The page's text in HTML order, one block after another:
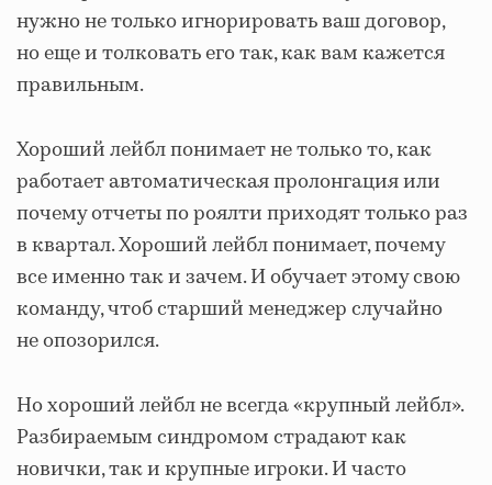
нужно не только игнорировать ваш договор,
но еще и толковать его так, как вам кажется
правильным.
Хороший лейбл понимает не только то, как
работает автоматическая пролонгация или
почему отчеты по роялти приходят только раз
в квартал. Хороший лейбл понимает, почему
все именно так и зачем. И обучает этому свою
команду, чтоб старший менеджер случайно
не опозорился.
Но хороший лейбл не всегда «крупный лейбл».
Разбираемым синдромом страдают как
новички, так и крупные игроки. И часто